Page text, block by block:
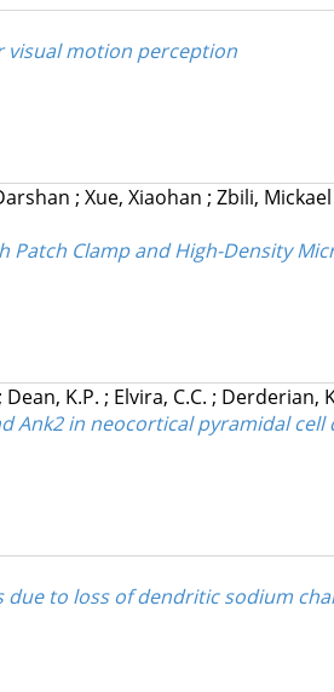
motion perception
; Xue, Xiaohan ; Zbili, Mickael
Clamp and High-Density
Dean, K.P. ; Elvira, C.C. ; Derderian,
Ank2 in neocortical pyramidal cell
to loss of dendritic sodium